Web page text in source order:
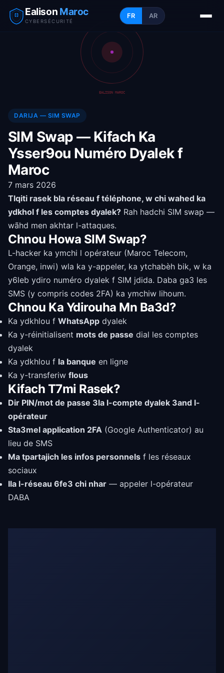
Ealison Maroc
CYBERSÉCURITÉ
FR AR
EALISON MAROC
DARIJA — SIM SWAP
SIM Swap — Kifach Ka
Ysser9ou Numéro Dyalek f
Maroc
7 mars 2026
Tlqiti rasek bla réseau f téléphone, w chi wahed ka
ydkhol f les comptes dyalek? Rah hadchi SIM swap —
wãhd men akhtar l-attaques.
Chnou Howa SIM Swap?
L-hacker ka ymchi l opérateur (Maroc Telecom,
Orange, inwi) wla ka y-appeler, ka ytchabèh bik, w ka
y6leb ydiro numéro dyalek f SIM jdida. Daba ga3 les
SMS (y compris codes 2FA) ka ymchiw lihoum.
Chnou Ka Ydirouha Mn Ba3d?
Ka ydkhlou f WhatsApp dyalek
Ka y-réinitialisent mots de passe dial les comptes
dyalek
Ka ydkhlou f la banque en ligne
Ka y-transferiw flous
Kifach T7mi Rasek?
Dir PIN/mot de passe 3la l-compte dyalek 3and l-
opérateur
Sta3mel application 2FA (Google Authenticator) au
lieu de SMS
Ma tpartajich les infos personnels f les réseaux
sociaux
Ila l-réseau 6fe3 chi nhar — appeler l-opérateur
DABA